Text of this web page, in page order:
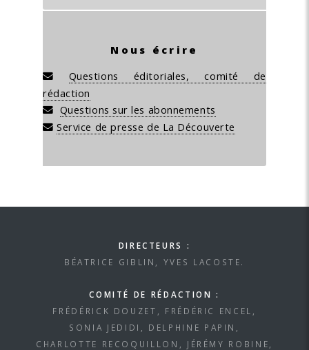
Nous écrire
Questions éditoriales, comité de
rédaction
Questions sur les abonnements
Service de presse de La Découverte
DIRECTEURS :
BÉATRICE GIBLIN, YVES LACOSTE.
COMITÉ DE RÉDACTION :
FRÉDÉRICK DOUZET, FRÉDÉRIC ENCEL,
SONIA JEDIDI, DELPHINE PAPIN,
CHARLOTTE RECOQUILLON, JÉRÉMY ROBINE,